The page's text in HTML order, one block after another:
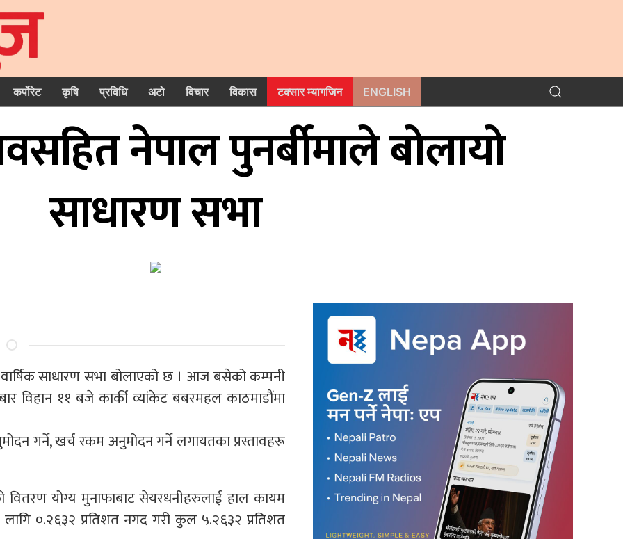
कर्पोरेट कृषि प्रविधि अटो विचार विकास टक्सार म्यागजिन ENGLISH
नेपाल पुनर्बीमाले बोलायो
साधारण सभा
साधारण सभा बोलाएको छ । आज बसेको कम्पनी
विहान ११ बजे कार्की व्यांकेट बबरमहल काठमाडौंमा
गर्ने, खर्च रकम अनुमोदन गर्ने लगायतका प्रस्तावहरू
वितरण योग्य मुनाफाबाट सेयरधनीहरुलाई हाल कायम
०.२६३२ प्रतिशत नगद गरी कुल ५.२६३२ प्रतिशत